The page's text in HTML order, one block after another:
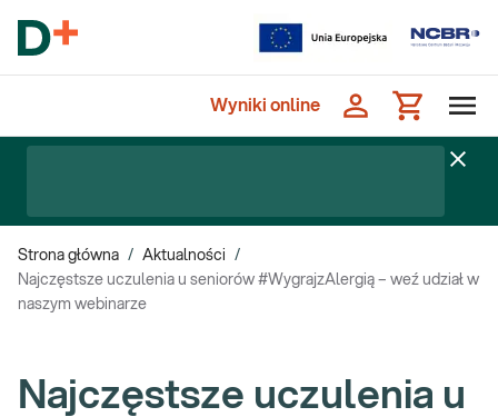
Wyniki online
Strona główna / Aktualności
/
Najczęstsze uczulenia u seniorów #WygrajzAlergią – weź udział w
naszym webinarze
Najczęstsze uczulenia u